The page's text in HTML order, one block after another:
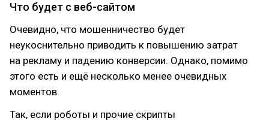
Что будет с веб-сайтом
Очевидно, что мошенничество будет
неукоснительно приводить к повышению затрат
на рекламу и падению конверсии. Однако, помимо
этого есть и ещё несколько менее очевидных
моментов.
Так, если роботы и прочие скрипты